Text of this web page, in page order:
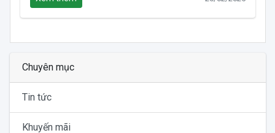
Chuyên mục
Tin tức
Khuyến mãi